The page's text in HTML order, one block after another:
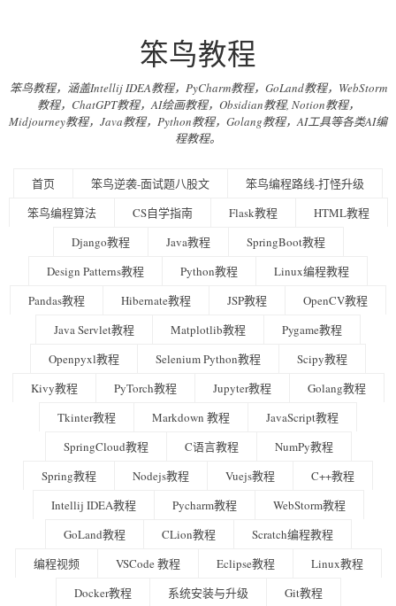
笨鸟教程
笨鸟教程，涵盖Intellij IDEA教程，PyCharm教程，GoLand教程，WebStorm
教程，ChatGPT教程，AI绘画教程，Obsidian教程, Notion教程，
Midjourney教程，Java教程，Python教程，Golang教程，AI工具等各类AI编
程教程。
首页 笨鸟逆袭-面试题八股文
笨鸟编程路线-打怪升级
笨鸟编程算法
CS自学指南 Flask教程
HTML教程
Django教程
Java教程
SpringBoot教程
Design Patterns教程
Python教程
Linux编程教程
Pandas教程
Hibernate教程 JSP教程
OpenCV教程
Java Servlet教程
Matplotlib教程
Pygame教程
Openpyxl教程
Selenium Python教程
Scipy教程
Kivy教程
PyTorch教程 Jupyter教程
Golang教程
Tkinter教程
Markdown 教程
JavaScript教程
SpringCloud教程
C语言教程
NumPy教程
Spring教程
Nodejs教程 Vuejs教程
C++教程
Intellij IDEA教程
Pycharm教程
WebStorm教程
GoLand教程
CLion教程
Scratch编程教程
编程视频
VSCode 教程 Eclipse教程
Linux教程
Docker教程
系统安装与升级 Git教程